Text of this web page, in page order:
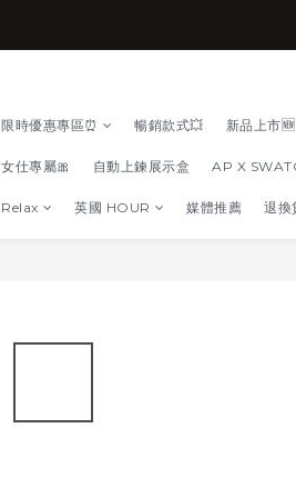
限時優惠專區⏰ 暢銷款式💥 新品上市🆕
女仕專屬🎀 自動上鍊展示盒 AP X
Relax 英國 HOUR 媒體推薦 退換